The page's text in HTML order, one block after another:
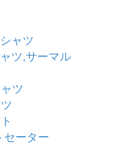
ャツ
ツ,サーマル
ツ
セーター